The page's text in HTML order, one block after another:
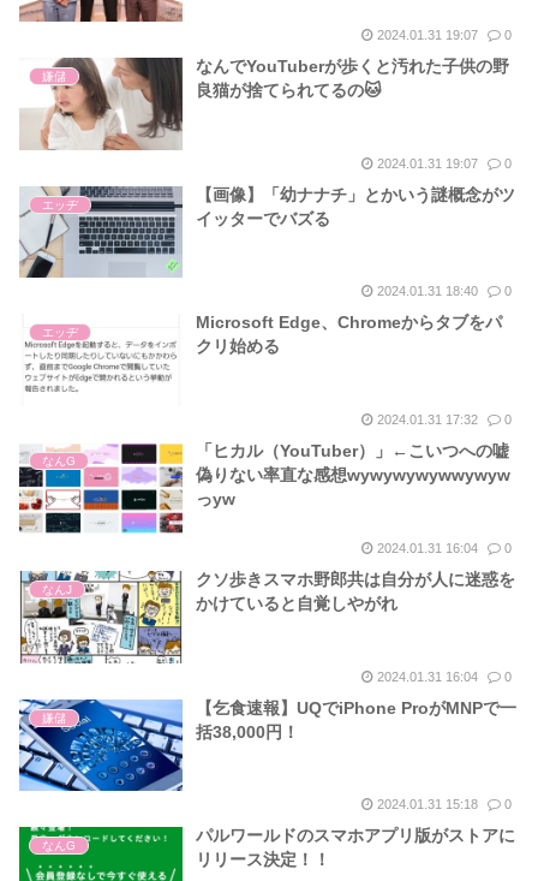
2024.01.31 19:07 0
嫌儲
なんでYouTuberが歩くと汚れた子供の野
良猫が捨てられてるの🐱
2024.01.31 19:07 0
エッヂ
【画像】「幼ナナチ」とかいう謎概念がツ
イッターでバズる
2024.01.31 18:40 0
エッヂ
Microsoft Edge、Chromeからタブをパ
クリ始める
2024.01.31 17:32 0
なんG
「ヒカル（YouTuber）」←こいつへの嘘
偽りない率直な感想wywywywywwywyw
っyw
2024.01.31 16:04 0
なんJ
クソ歩きスマホ野郎共は自分が人に迷惑を
かけていると自覚しやがれ
2024.01.31 16:04 0
嫌儲
【乞食速報】UQでiPhone ProがMNPで一
括38,000円！
2024.01.31 15:18 0
なんG
パルワールドのスマホアプリ版がストアに
リリース決定！！